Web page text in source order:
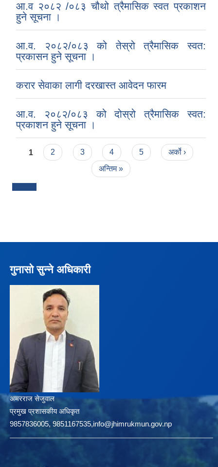
आ.व २०८२ /०८३ चौथो त्रैमासिक स्वत प्रकाशन
हुने सूचना ।
आ.व. २०८२/०८३ को तेस्रो त्रैमासिक स्वत:
प्रकासन हुने सूचना ।
करार सेवाका लागी दरखास्त आवेदन फारम
आ.व. २०८२/०८३ को दोस्रो त्रैमासिक स्वत:
प्रकाशन हुने सूचना ।
Pages
1 2 3 4 5
अर्को ›
अन्तिम »
गुनासो सुन्ने अधिकारी
अमरराज सेजुवाल
प्रमुख प्रशासकीय अधिकृत
9857836005, 9851167535,info@jhimrukmun.gov.np